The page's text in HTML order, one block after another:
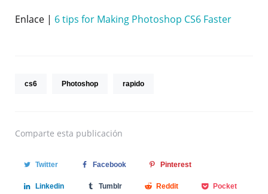
Enlace | 6 tips for Making Photoshop CS6 Faster
cs6 Photoshop rapido
Comparte esta publicación
Twitter Facebook Pinterest
Linkedin Tumblr Reddit Pocket